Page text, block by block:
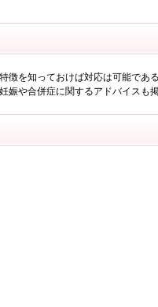
を知っておけば対応は可能であ
や合併症に関するアドバイスも掲